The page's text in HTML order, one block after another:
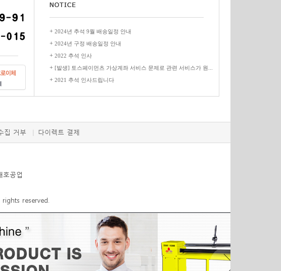
+ 2024년 추석 9월 배송일정 안내
+ 2024년 구정 배송일정 안내
+ 2022 추석 인사
+ [발생] 토스페이먼츠 가상계좌 서비스 문제로 관련 서비스가 원...
+ 2021 추석 인사드립니다
집 거부 다이렉트 결제
공업
reserved.